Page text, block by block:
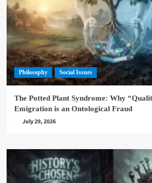
Philosophy Social Issues
The Potted Plant Syndrome: Why
Emigration is an Ontological Fraud
July 29, 2026